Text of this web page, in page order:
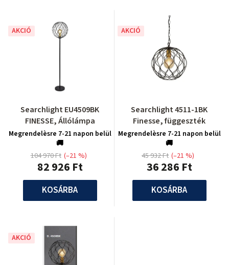
AKCIÓ
Searchlight EU4509BK
FINESSE, Állólámpa
Megrendelèsre 7-21 napon belül
🚚
82 926 Ft
104 970 Ft (–21 %)
KOSÁRBA
AKCIÓ
Searchlight 4511-1BK
Finesse, függeszték
Megrendelèsre 7-21 napon belül
🚚
36 286 Ft
45 932 Ft (–21 %)
KOSÁRBA
AKCIÓ